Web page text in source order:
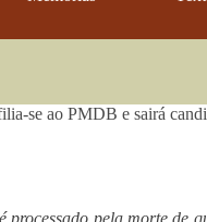
se ao PMDB e sairá
processado pela morte de